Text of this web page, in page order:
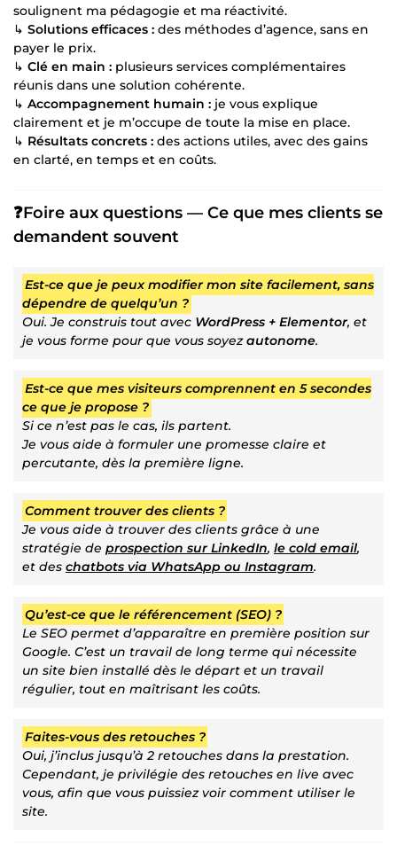
soulignent ma pédagogie et ma réactivité.
↳ Solutions efficaces : des méthodes d’agence, sans en
payer le prix.
↳ Clé en main : plusieurs services complémentaires
réunis dans une solution cohérente.
↳ Accompagnement humain : je vous explique
clairement et je m’occupe de toute la mise en place.
↳ Résultats concrets : des actions utiles, avec des gains
en clarté, en temps et en coûts.
❓Foire aux questions — Ce que mes clients se
demandent souvent
Est-ce que je peux modifier mon site facilement, sans
dépendre de quelqu’un ?
Oui. Je construis tout avec WordPress + Elementor, et
je vous forme pour que vous soyezautonome.
Est-ce que mes visiteurs comprennent en 5 secondes
ce que je propose ?
Si ce n’est pas le cas, ils partent.
Je vous aide à formuler une promesse claire et
percutante, dès la première ligne.
Comment trouver des clients ?
Je vous aide à trouver des clients grâce à une
stratégie de prospection sur LinkedIn, le cold email,
et des chatbots via WhatsApp ou Instagram.
Qu’est-ce que le référencement (SEO) ?
Le SEO permet d’apparaître en première position sur
Google. C’est un travail de long terme qui nécessite
un site bien installé dès le départ et un travail
régulier, tout en maîtrisant les coûts.
Faites-vous des retouches ?
Oui, j’inclus jusqu’à 2 retouches dans la prestation.
Cependant, je privilégie des retouches en live avec
vous, afin que vous puissiez voir comment utiliser le
site.